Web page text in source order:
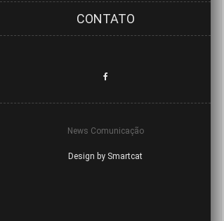
CONTATO
News Comunicação
Design by Smartcat